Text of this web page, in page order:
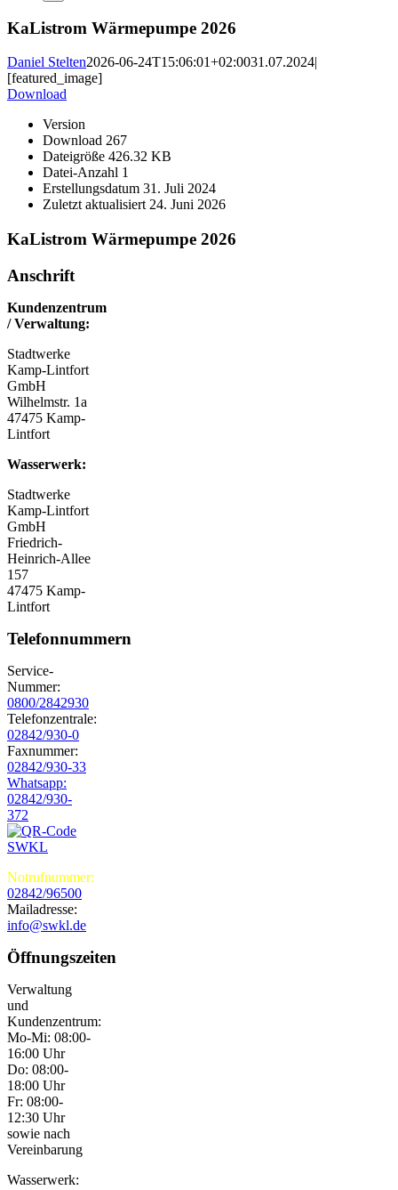
KaListrom Wärmepumpe 2026
Daniel Stelten2026-06-24T15:06:01+02:0031.07.2024|
[featured_image]
Download
Version
Download 267
Dateigröße 426.32 KB
Datei-Anzahl 1
Erstellungsdatum 31. Juli 2024
Zuletzt aktualisiert24. Juni 2026
KaListrom Wärmepumpe 2026
Anschrift
Kundenzentrum
/ Verwaltung:
Stadtwerke
Kamp-Lintfort
GmbH
Wilhelmstr. 1a
47475 Kamp-
Lintfort
Wasserwerk:
Stadtwerke
Kamp-Lintfort
GmbH
Friedrich-
Heinrich-Allee
157
47475 Kamp-
Lintfort
Telefonnummern
Service-
Nummer:
0800/2842930
Telefonzentrale:
02842/930-0
Faxnummer:
02842/930-33
Whatsapp:
02842/930-
372
Notrufnummer:
02842/96500
Mailadresse:
info@swkl.de
Öffnungszeiten
Verwaltung
und
Kundenzentrum:
Mo-Mi: 08:00-
16:00 Uhr
Do: 08:00-
18:00 Uhr
Fr: 08:00-
12:30 Uhr
sowie nach
Vereinbarung
Wasserwerk: